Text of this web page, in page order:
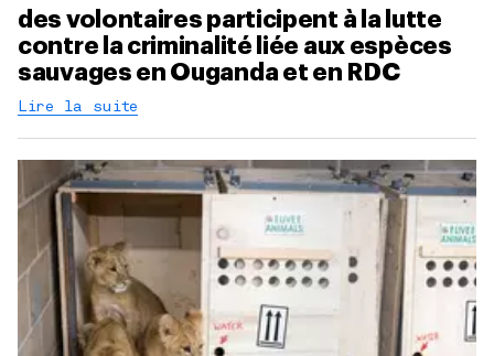
des volontaires participent à la lutte
contre la criminalité liée aux espèces
sauvages en Ouganda et en RDC
Lire la suite